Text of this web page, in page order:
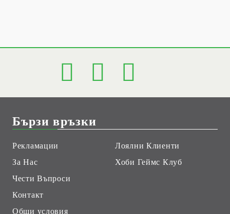
Бързи връзки
Рекламации
За Нас
Чести Въпроси
Контакт
Общи условия
Лоялни Клиенти
Хоби Геймс Клуб